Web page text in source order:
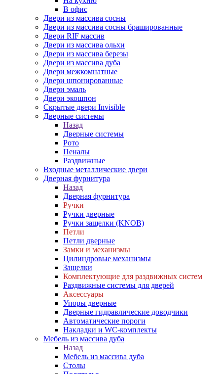
В офис
Двери из массива сосны
Двери из массива сосны брашированные
Двери RIF массив
Двери из массива ольхи
Двери из массива березы
Двери из массива дуба
Двери межкомнатные
Двери шпонированные
Двери эмаль
Двери экошпон
Скрытые двери Invisible
Дверные системы
Назад
Дверные системы
Рото
Пеналы
Раздвижные
Входные металлические двери
Дверная фурнитура
Назад
Дверная фурнитура
Ручки
Ручки дверные
Ручки защелки (KNOB)
Петли
Петли дверные
Замки и механизмы
Цилиндровые механизмы
Защелки
Комплектующие для раздвижных систем
Раздвижные системы для дверей
Аксессуары
Упоры дверные
Дверные гидравлические доводчики
Автоматические пороги
Накладки и WC-комплекты
Мебель из массива дуба
Назад
Мебель из массива дуба
Столы